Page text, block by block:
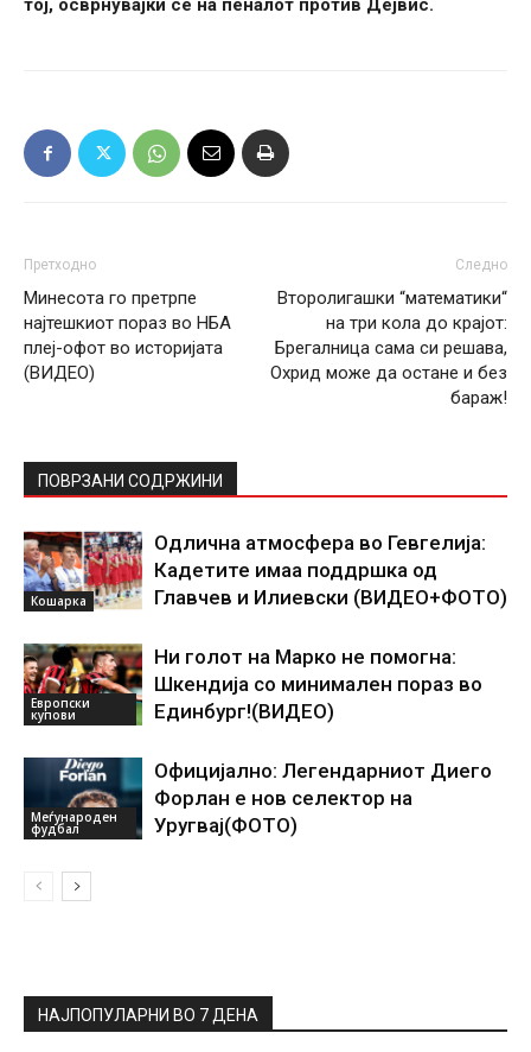
тој, осврнувајќи се на пеналот против Дејвис.
Претходно
Минесота го претрпе
најтешкиот пораз во НБА
плеј-офот во историјата
(ВИДЕО)
Следно
Второлигашки “математики“
на три кола до крајот:
Брегалница сама си решава,
Охрид може да остане и без
бараж!
ПОВРЗАНИ СОДРЖИНИ
Кошарка
Одлична атмосфера во Гевгелија:
Кадетите имаа поддршка од
Главчев и Илиевски (ВИДЕО+ФОТО)
Европски
купови
Ни голот на Марко не помогна:
Шкендија со минимален пораз во
Единбург!(ВИДЕО)
Меѓународен
фудбал
Официјално: Легендарниот Диего
Форлан е нов селектор на
Уругвај(ФОТО)
НАЈПОПУЛАРНИ ВО 7 ДЕНА